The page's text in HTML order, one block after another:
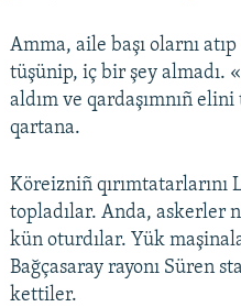
Amma, aile başı olarnı
tüşünip, iç bir şey almadı.
aldım ve qardaşımnıñ elini
qartana.
Köreizniñ qırımtatarlarını
topladılar. Anda, askerler
kün oturdılar. Yük
Bağçasaray rayonı Süren
kettiler.